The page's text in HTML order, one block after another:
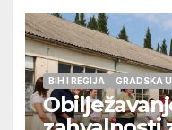
BIH I REGIJA GRADSKA